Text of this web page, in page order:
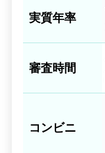
実質年率
審査時間
コンビニ